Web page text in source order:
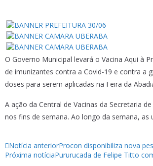
O Governo Municipal levará o Vacina Aqui à
de imunizantes contra a Covid-19 e contra a
doses para serem aplicadas na Feira da
A ação da Central de Vacinas da Secretaria
nos fins de semana. Ao longo da semana,
Notícia anteriorProcon disponibiliza nova
Próxima notíciaPururucada de Felipe Titto